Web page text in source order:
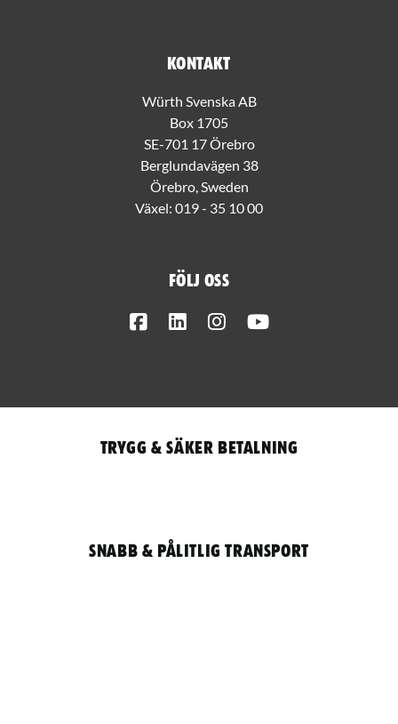
Kontakt
Würth Svenska AB
Box 1705
SE-701 17 Örebro
Berglundavägen 38
Örebro, Sweden
Växel: 019 - 35 10 00
Följ oss
FacebookLinkedInInstagram
Trygg & säker betalning
Snabb & pålitlig transport